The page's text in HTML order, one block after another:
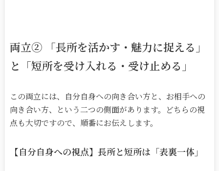
両立②
「長所を活かす・魅力に捉える」
と「短所を受け入れる・受け止める」
この両立には、自分自身への向き合い方と、お相手への
向き合い方、という二つの側面があります。どちらの視
点も大切ですので、順番にお伝えします。
【自分自身への視点】長所と短所は「表裏一体」